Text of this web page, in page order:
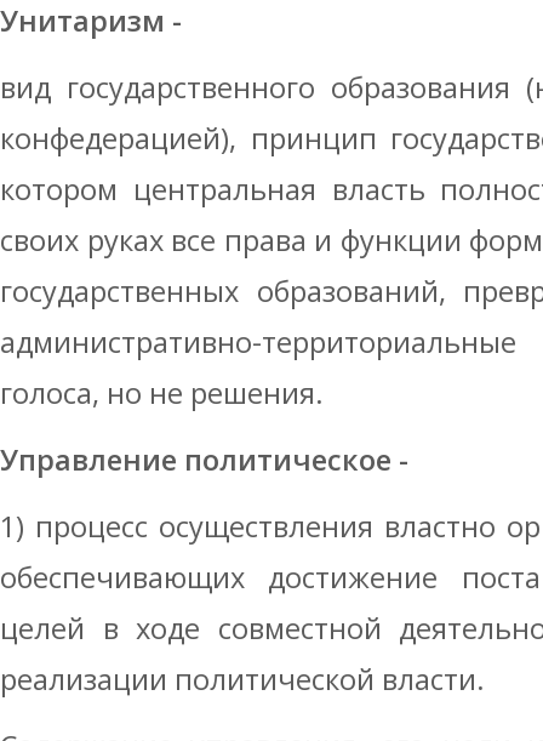
Унитаризм -
вид государственного
конфедерацией), принцип
котором центральная власть
своих руках все права и функции
государственных образований,
административно-
голоса, но не решения.
Управление политическое -
1) процесс осуществления властно
обеспечивающих достижение
целей в ходе совместной
реализации политической власти.